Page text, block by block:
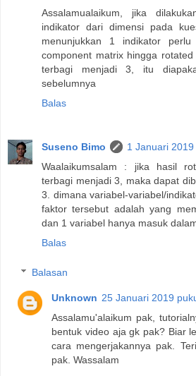
Assalamualaikum, jika
indikator dari dimensi pada
menunjukkan 1 indikator
component matrix hingga
terbagi menjadi 3, itu
sebelumnya
Balas
Suseno Bimo
1 Januari
Waalaikumsalam : jika hasil
terbagi menjadi 3, maka dapat
3. dimana variabel-variabel/
faktor tersebut adalah yang
dan 1 variabel hanya masuk
Balas
Balasan
Unknown 25 Januari 2019
Assalamu'alaikum pak,
bentuk video aja gk pak? Biar
cara mengerjakannya pak.
pak. Wassalam